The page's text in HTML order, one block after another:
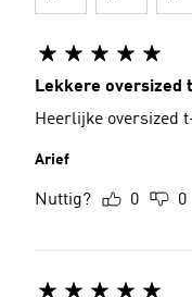
Lekkere
Heerlijke oversized
Arief
Nuttig? 0 0